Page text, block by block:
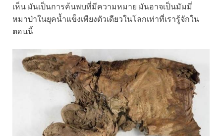
เห็น มันเป็นการค้นพบที่มีความหมาย มันอาจเป็นมัมมี่
หมาป่าในยุคน้ำแข็งเพียงตัวเดียวในโลกเท่าที่เรารู้จักใน
ตอนนี้